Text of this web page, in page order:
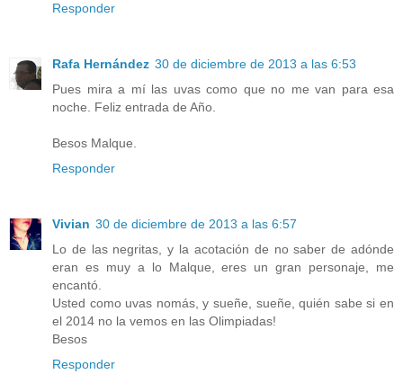
Responder
Rafa Hernández 30 de diciembre de 2013 a las 6:53
Pues mira a mí las uvas como que no me van para esa
noche. Feliz entrada de Año.
Besos Malque.
Responder
Vivian 30 de diciembre de 2013 a las 6:57
Lo de las negritas, y la acotación de no saber de adónde
eran es muy a lo Malque, eres un gran personaje, me
encantó.
Usted como uvas nomás, y sueñe, sueñe, quién sabe si en
el 2014 no la vemos en las Olimpiadas!
Besos
Responder